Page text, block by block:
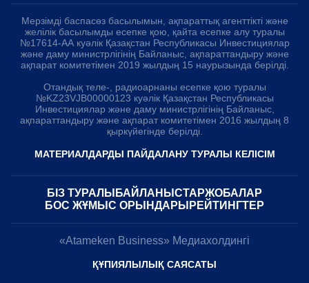
Мерзімді баспасөз басылымын, ақпараттық агенттікті және
желілік басылымды есепке қою, қайта есепке алу туралы
№17614-АА куәлік Қазақстан Республикасы Инвестициялар
және даму министрлігінің Байланыс, ақпараттандыру және
ақпарат комитетімен 2019 жылдың 15 наурызында берілді.
Отандық теле-, радиоарнаны есепке қою туралы
№KZ23VJB00000123 куәлік Қазақстан Республикасы
Инвестициялар және даму министрлігінің Байланыс,
ақпараттандыру және ақпарат комитетімен 2016 жылдың 8
қыркүйегінде берілді.
МАТЕРИАЛДАРДЫ ПАЙДАЛАНУ ТУРАЛЫ КЕЛІСІМ
БІЗ ТУРАЛЫ БАЙЛАНЫСТАРЖОБАЛАР
БОС ЖҰМЫС ОРЫНДАРЫ РЕЙТИНГТЕР
«Atameken Business» Медиахолдингі
ҚҰПИЯЛЫЛЫҚ САЯСАТЫ